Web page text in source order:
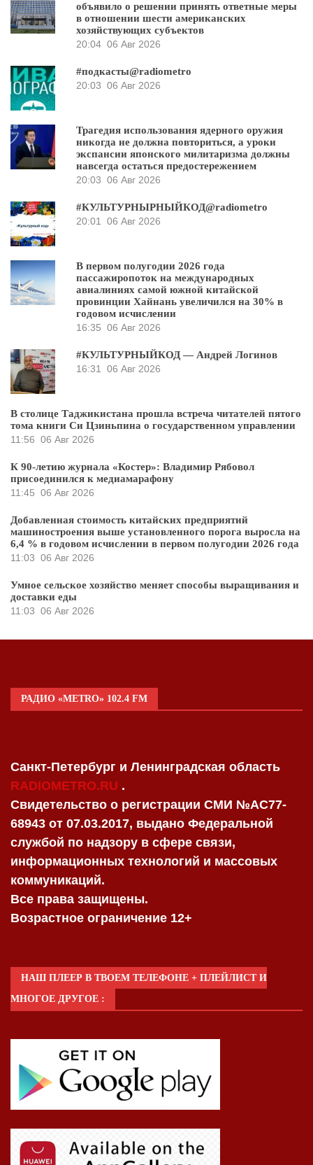
объявило о решении принять ответные меры
в отношении шести американских
хозяйствующих субъектов
20:04 06 Авг 2026
#подкасты@radiometro
20:03 06 Авг 2026
Трагедия использования ядерного оружия
никогда не должна повториться, а уроки
экспансии японского милитаризма должны
навсегда остаться предостережением
20:03 06 Авг 2026
#КУЛЬТУРНЫРНЫЙКОД@radiometro
20:01
06 Авг 2026
В первом полугодии 2026 года
пассажиропоток на международных
авиалиниях самой южной китайской
провинции Хайнань увеличился на 30% в
годовом исчислении
16:35 06 Авг 2026
#КУЛЬТУРНЫЙКОД — Андрей Логинов
16:31
06 Авг 2026
В столице Таджикистана прошла встреча читателей пятого
тома книги Си Цзиньпина о государственном управлении
11:56 06 Авг 2026
К 90-летию журнала «Костер»: Владимир Рябовол
присоединился к медиамарафону
11:45 06 Авг 2026
Добавленная стоимость китайских предприятий
машиностроения выше установленного порога выросла на
6,4 % в годовом исчислении в первом полугодии 2026 года
11:03 06 Авг 2026
Умное сельское хозяйство меняет способы выращивания и
доставки еды
11:03 06 Авг 2026
РАДИО «METRO» 102.4 FM
Санкт-Петербург и Ленинградская область
RADIOMETRO.RU .
Свидетельство о регистрации СМИ №AC77-
68943 от 07.03.2017, выдано Федеральной
службой по надзору в сфере связи,
информационных технологий и массовых
коммуникаций.
Все права защищены.
Возрастное ограничение 12+
НАШ ПЛЕЕР В ТВОЕМ ТЕЛЕФОНЕ + ПЛЕЙЛИСТ И
МНОГОЕ ДРУГОЕ :